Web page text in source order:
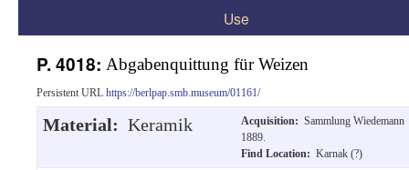
Use
P. 4018: Abgabenquittung für Weizen
Persistent URL https://berlpap.smb.museum/01161/
Material: Keramik Acquisition: Sammlung Wiedemann
1889.
Find Location: Karnak (?)